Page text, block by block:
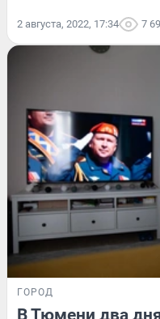
2 августа, 2022, 17:34 7
ГОРОД
В Тюмени два